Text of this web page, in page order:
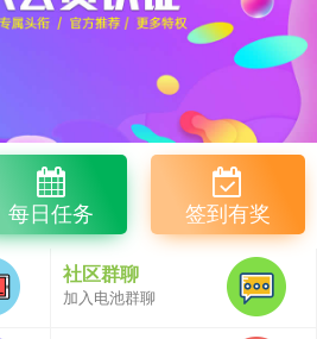
每日任务 签到有奖
社区群聊
加入电池群聊